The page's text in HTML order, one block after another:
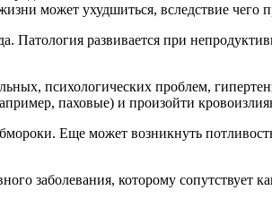
может ухудшиться, вследствие
Патология развивается при
психологических проблем,
паховые) и произойти
Еще может возникнуть
заболевания, которому